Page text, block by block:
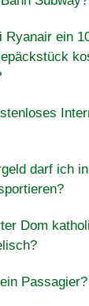
Ryanair ein
darf ich
Dom
Passagier?